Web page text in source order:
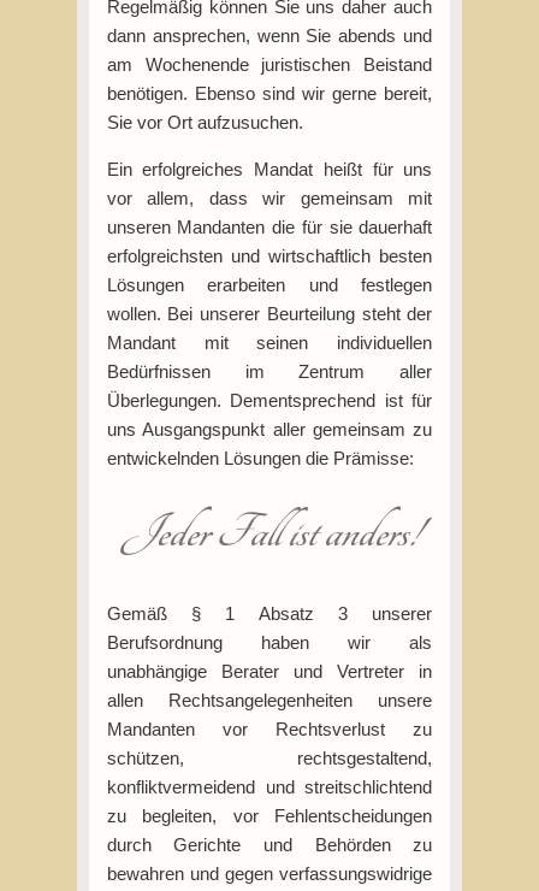
Regelmäßig können Sie uns daher auch
dann ansprechen, wenn Sie abends und
am Wochenende juristischen Beistand
benötigen. Ebenso sind wir gerne bereit,
Sie vor Ort aufzusuchen.
Ein erfolgreiches Mandat heißt für uns
vor allem, dass wir gemeinsam mit
unseren Mandanten die für sie dauerhaft
erfolgreichsten und wirtschaftlich besten
Lösungen erarbeiten und festlegen
wollen. Bei unserer Beurteilung steht der
Mandant mit seinen individuellen
Bedürfnissen im Zentrum aller
Überlegungen. Dementsprechend ist für
uns Ausgangspunkt aller gemeinsam zu
entwickelnden Lösungen die Prämisse:
Jeder Fall ist anders!
Gemäß § 1 Absatz 3 unserer
Berufsordnung haben wir als
unabhängige Berater und Vertreter in
allen Rechtsangelegenheiten unsere
Mandanten vor Rechtsverlust zu
schützen, rechtsgestaltend,
konfliktvermeidend und streitschlichtend
zu begleiten, vor Fehlentscheidungen
durch Gerichte und Behörden zu
bewahren und gegen verfassungswidrige